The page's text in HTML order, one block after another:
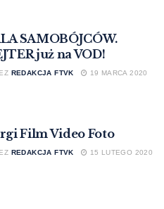
SAMOBÓJCÓW.
już na VOD!
REDAKCJA FTVK 19 MARCA 2020
Film Video Foto
REDAKCJA FTVK 15 LUTEGO 2020